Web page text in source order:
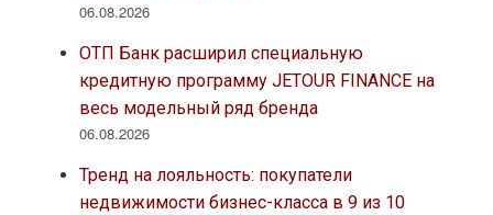
06.08.2026
ОТП Банк расширил специальную
кредитную программу JETOUR FINANCE на
весь модельный ряд бренда
06.08.2026
Тренд на лояльность: покупатели
недвижимости бизнес-класса в 9 из 10